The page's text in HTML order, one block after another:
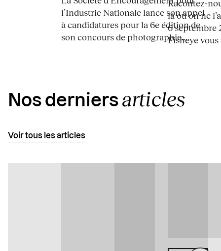
l’Industrie Nationale lance son appel
à candidatures pour la 6e édition de
son concours de photographie...
Racontez-
là où on ne
6 septembre
Fisheye
Nos derniers articles
Voir tous les articles